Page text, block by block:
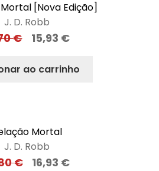
[Nova Edição]
J. D. Robb
€ 15,93 €
ao carrinho
Mortal
J. D. Robb
€ 16,93 €